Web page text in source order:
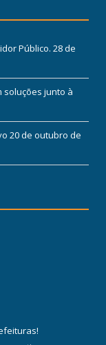
Público. 28 de
soluções junto à
20 de outubro de
!